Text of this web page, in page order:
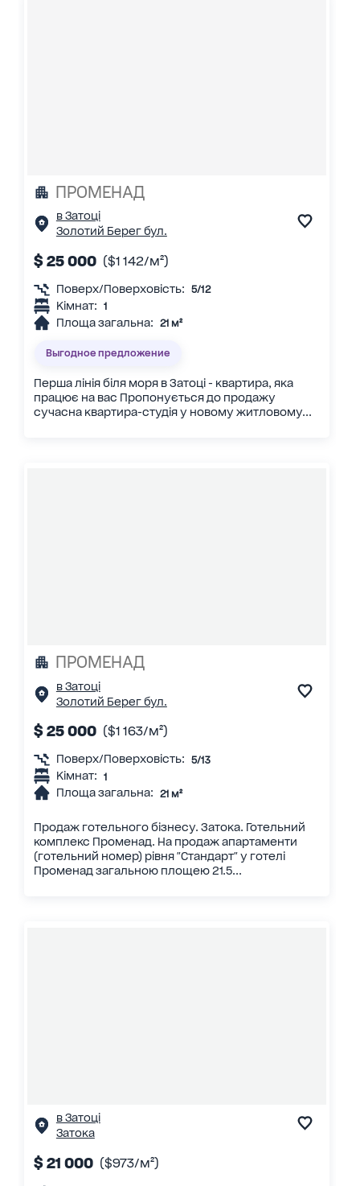
ПРОМЕНАД
в Затоці
Золотий Берег бул.
$ 25 000 ($1 142/м²)
Поверх/Поверховість: 5/12
Кімнат: 1
Площа загальна: 21 м²
Выгодное предложение
Перша лінія біля моря в Затоці - квартира, яка
працює на вас Пропонується до продажу
сучасна квартира-студія у новому житловому...
ПРОМЕНАД
в Затоці
Золотий Берег бул.
$ 25 000 ($1 163/м²)
Поверх/Поверховість: 5/13
Кімнат: 1
Площа загальна: 21 м²
Продаж готельного бізнесу. Затока. Готельний
комплекс Променад. На продаж апартаменти
(готельний номер) рівня "Стандарт" у готелі
Променад загальною площею 21.5...
в Затоці
Затока
$ 21 000 ($973/м²)